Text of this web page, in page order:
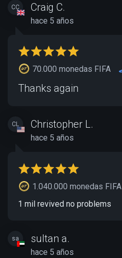
CC Craig C.
hace 5 años
70.000 monedas FIFA
Thanks again
CL Christopher L.
hace 5 años
1.040.000 monedas FIFA
1 mil revived no problems
sa sultan a.
hace 5 años